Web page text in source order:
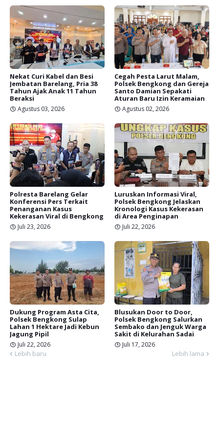
Nekat Curi Kabel dan Besi
Jembatan Barelang, Pria 38
Tahun Ajak Anak 11 Tahun
Beraksi
Agustus 03, 2026
Cegah Pesta Larut Malam,
Polsek Bengkong dan Gereja
Santo Damian Sepakati
Aturan Baru Izin Keramaian
Agustus 02, 2026
Polresta Barelang Gelar
Konferensi Pers Terkait
Penanganan Kasus
Kekerasan Viral di Bengkong
Juli 23, 2026
Luruskan Informasi Viral,
Polsek Bengkong Jelaskan
Kronologi Kasus Kekerasan
di Area Penginapan
Juli 22, 2026
Dukung Program Asta Cita,
Polsek Bengkong Sulap
Lahan 1 Hektare Jadi Kebun
Jagung Pipil
Juli 22, 2026
Blusukan Door to Door,
Polsek Bengkong Salurkan
Sembako dan Jenguk Warga
Sakit di Kelurahan Sadai
Juli 17, 2026
Lebih baru Lebih lama